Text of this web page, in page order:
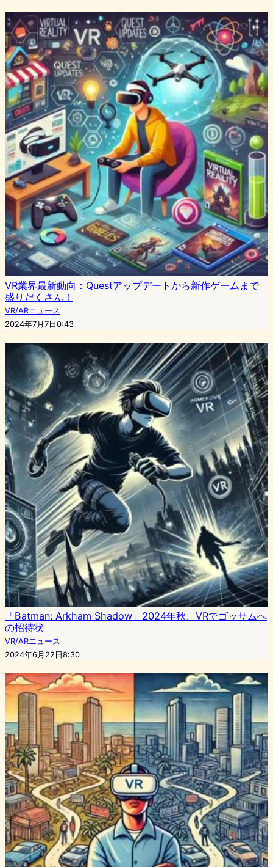
VR業界最新動向：Questアップデートから新作ゲームまで
盛りだくさん！
VR/ARニュース
2024年7月7日0:43
「Batman: Arkham Shadow」2024年秋、VRでゴッサムへ
の招待状
VR/ARニュース
2024年6月22日8:30